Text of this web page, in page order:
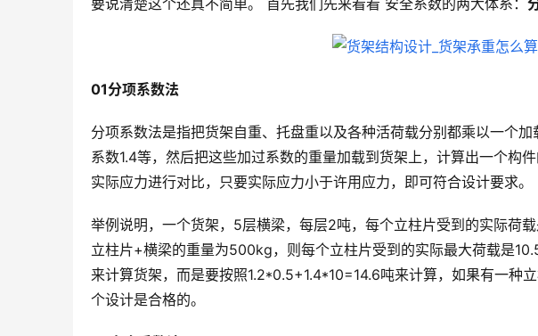
要说清楚这个还真不简单。 首先我们先来看看 安全系数的两大体系：
01分项系数法
分项系数法是指把货架自重、托盘重以及各种活荷载分别都乘以一个
系数1.4等，然后把这些加过系数的重量加载到货架上，计算出一个构
实际应力进行对比，只要实际应力小于许用应力，即可符合设计要求。
举例说明，一个货架，5层横梁，每层2吨，每个立柱片受到的实际荷
立柱片+横梁的重量为500kg，则每个立柱片受到的实际最大荷载是
来计算货架，而是要按照1.2*0.5+1.4*10=14.6吨来计算，如果有一种
个设计是合格的。